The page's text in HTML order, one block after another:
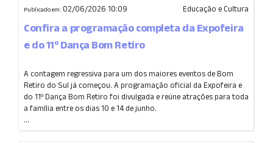
Publicado em: 02/06/2026 10:09 Educação e Cultura
Confira a programação completa da Expofeira
e do 11º Dança Bom Retiro
A contagem regressiva para um dos maiores eventos de Bom
Retiro do Sul já começou. A programação oficial da Expofeira e
do 11º Dança Bom Retiro foi divulgada e reúne atrações para toda
a família entre os dias 10 e 14 de junho.
...